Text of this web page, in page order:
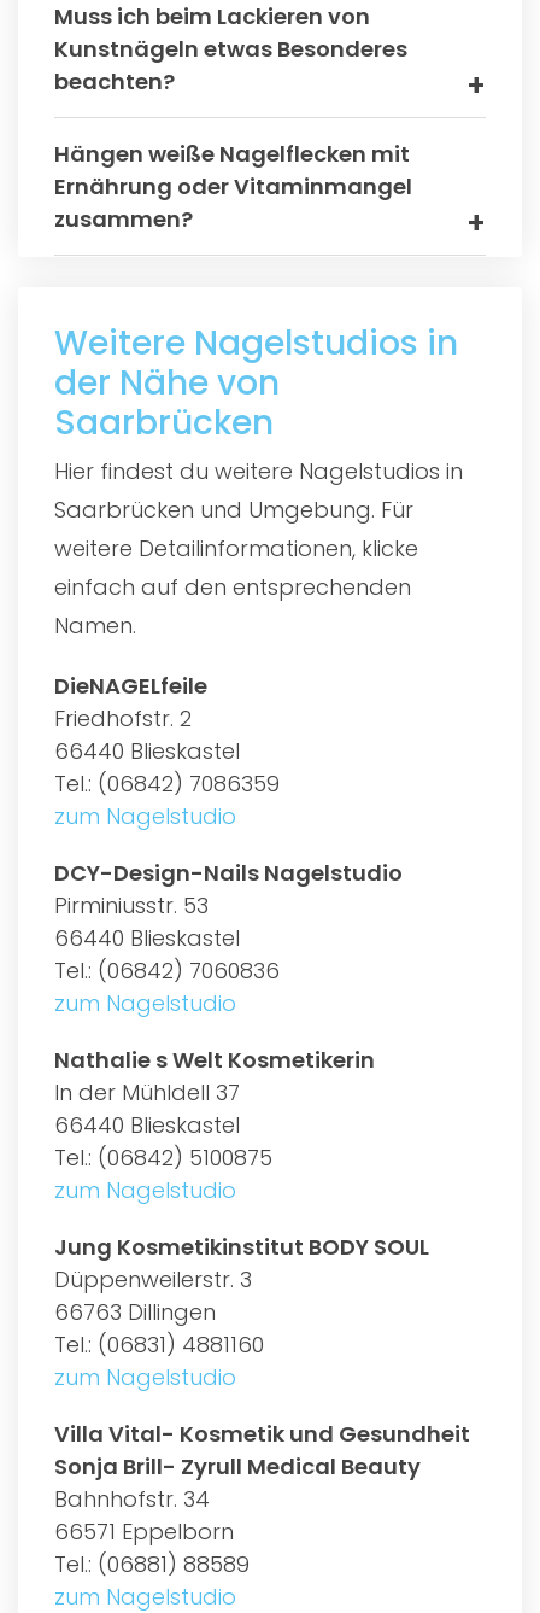
Muss ich beim Lackieren von
Kunstnägeln etwas Besonderes
beachten?
Hängen weiße Nagelflecken mit
Ernährung oder Vitaminmangel
zusammen?
Weitere Nagelstudios in
der Nähe von
Saarbrücken
Hier findest du weitere Nagelstudios in
Saarbrücken und Umgebung. Für
weitere Detailinformationen, klicke
einfach auf den entsprechenden
Namen.
DieNAGELfeile
Friedhofstr. 2
66440 Blieskastel
Tel.: (06842) 7086359
zum Nagelstudio
DCY-Design-Nails Nagelstudio
Pirminiusstr. 53
66440 Blieskastel
Tel.: (06842) 7060836
zum Nagelstudio
Nathalie s Welt Kosmetikerin
In der Mühldell 37
66440 Blieskastel
Tel.: (06842) 5100875
zum Nagelstudio
Jung Kosmetikinstitut BODY SOUL
Düppenweilerstr. 3
66763 Dillingen
Tel.: (06831) 4881160
zum Nagelstudio
Villa Vital- Kosmetik und Gesundheit
Sonja Brill- Zyrull Medical Beauty
Bahnhofstr. 34
66571 Eppelborn
Tel.: (06881) 88589
zum Nagelstudio